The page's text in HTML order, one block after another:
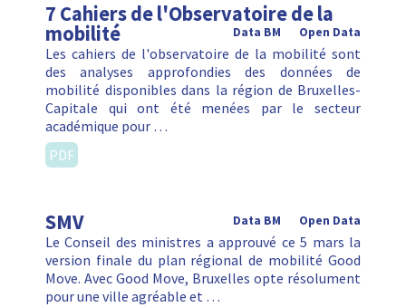
7 Cahiers de l'Observatoire de la
mobilité Open Data
Data BM
Les cahiers de l'observatoire de la mobilité sont
des analyses approfondies des données de
mobilité disponibles dans la région de Bruxelles-
Capitale qui ont été menées par le secteur
académique pour …
PDF
SMV Open Data
Data BM
Le Conseil des ministres a approuvé ce 5 mars la
version finale du plan régional de mobilité Good
Move. Avec Good Move, Bruxelles opte résolument
pour une ville agréable et …